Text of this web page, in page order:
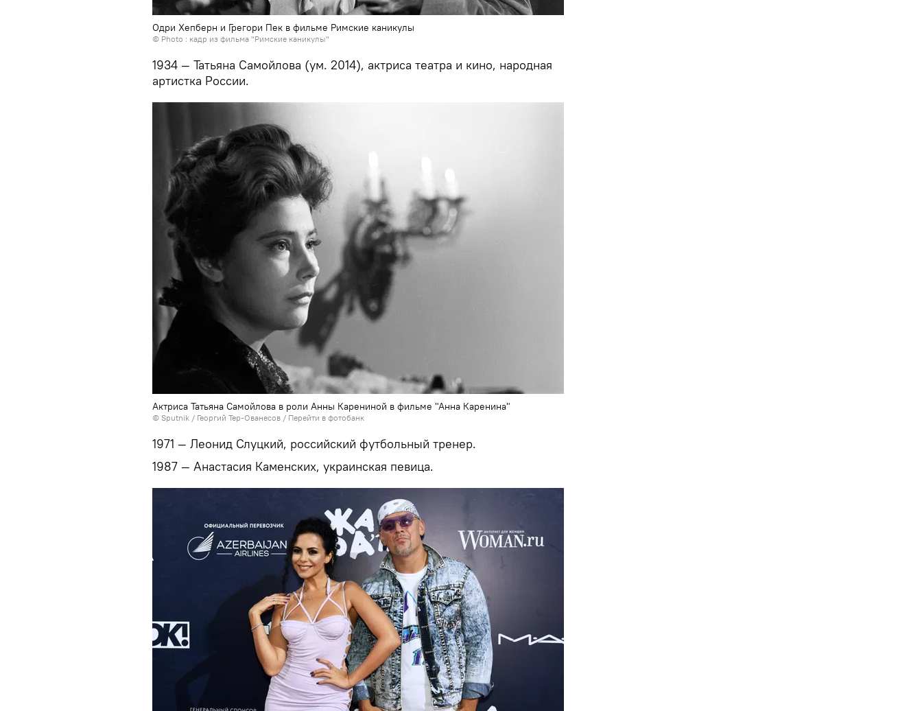
Одри Хепберн и Грегори Пек в фильме Римские каникулы
© Photo : кадр из фильма "Римские каникулы"
1934 — Татьяна Самойлова (ум. 2014), актриса театра и кино, народная
артистка России.
Актриса Татьяна Самойлова в роли Анны Карениной в фильме "Анна Каренина"
© Sputnik / Георгий Тер-Ованесов / Перейти в фотобанк
1971 — Леонид Слуцкий, российский футбольный тренер.
1987 — Анастасия Каменских, украинская певица.